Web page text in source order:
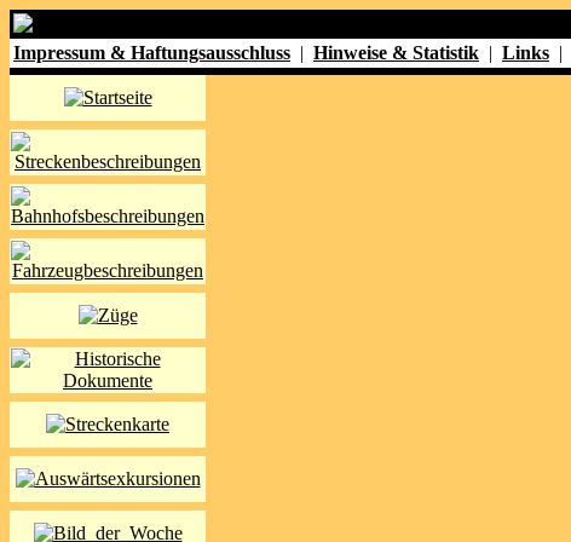
Impressum & Haftungsausschluss | Hinweise & Statistik | Links |